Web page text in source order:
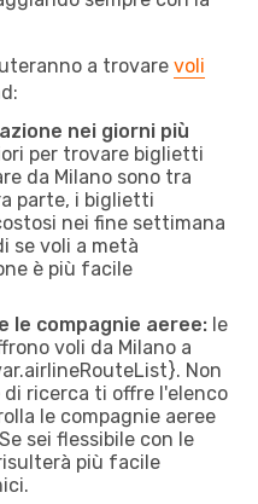
a trovare voli
nei giorni più
per trovare biglietti
da Milano sono tra
parte, i biglietti
nei fine settimana
se voli a metà
è più facile
le compagnie aeree: le
voli da Milano a
Non
ricerca ti offre l'elenco
le compagnie aeree
sei flessibile con le
più facile